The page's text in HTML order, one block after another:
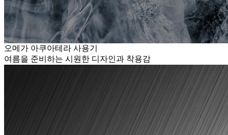
오메가 아쿠아테라 사용기
여름을 준비하는 시원한 디자인과 착용감